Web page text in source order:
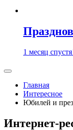
1 месяц спустя
Главная
Интересное
Юбилей и
Интернет-